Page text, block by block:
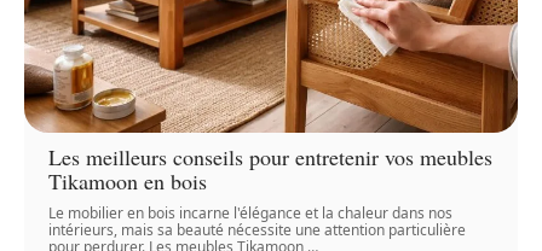
Les meilleurs conseils pour entretenir vos meubles
Tikamoon en bois
Le mobilier en bois incarne l'élégance et la chaleur dans nos
intérieurs, mais sa beauté nécessite une attention particulière
pour perdurer. Les meubles Tikamoon,…